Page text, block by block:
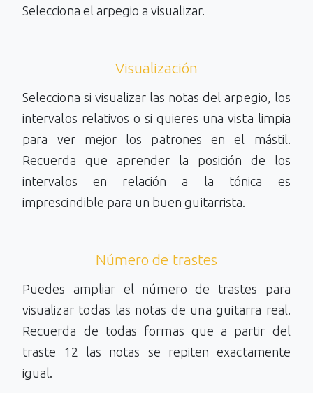
Selecciona el arpegio a visualizar.
Visualización
Selecciona si visualizar las notas del arpegio, los
intervalos relativos o si quieres una vista limpia
para ver mejor los patrones en el mástil.
Recuerda que aprender la posición de los
intervalos en relación a la tónica es
imprescindible para un buen guitarrista.
Número de trastes
Puedes ampliar el número de trastes para
visualizar todas las notas de una guitarra real.
Recuerda de todas formas que a partir del
traste 12 las notas se repiten exactamente
igual.